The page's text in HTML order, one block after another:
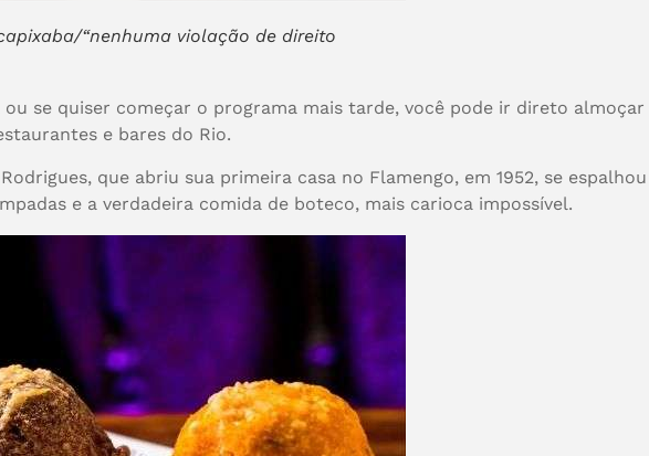
“nenhuma violação de direito
se quiser começar o programa mais tarde, você pode ir direto almoçar
e bares do Rio.
que abriu sua primeira casa no Flamengo, em 1952, se
e a verdadeira comida de boteco, mais carioca impossível.